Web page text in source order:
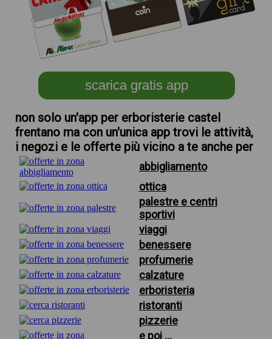
scarica gratis app
non solo un'app per erboristerie castel
frentano ma con un'unica app trovi le attività,
i negozi e le offerte più vicino a te anche per
abbigliamento
ottica
palestre e centri
sportivi
viaggi
benessere
profumerie
calzature
erboristeria
ristoranti
pizzerie
e poi ...